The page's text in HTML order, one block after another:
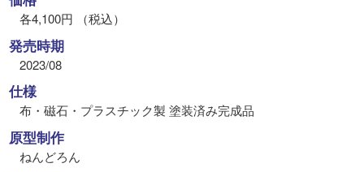
各4,100円 （税込）
発売時期
2023/08
仕様
布・磁石・プラスチック製 塗装済み完成品
原型制作
ねんどろん